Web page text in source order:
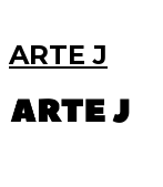
ARTE J